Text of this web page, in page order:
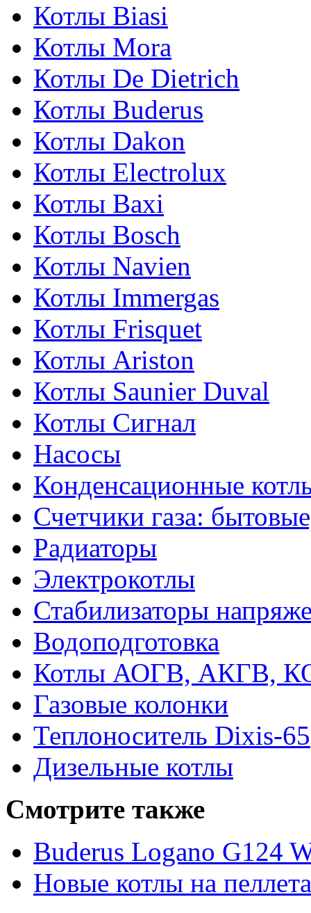
Котлы Biasi
Котлы Mora
Котлы De Dietrich
Котлы Buderus
Котлы Dakon
Котлы Electrolux
Котлы Baxi
Котлы Bosch
Котлы Navien
Котлы Immergas
Котлы Frisquet
Котлы Ariston
Котлы Saunier Duval
Котлы Сигнал
Насосы
Конденсационные
Счетчики газа:
Радиаторы
Электрокотлы
Стабилизаторы
Водоподготовка
Котлы АОГВ, АКГВ,
Газовые колонки
Теплоноситель Dixis-65
Дизельные котлы
Смотрите также
Buderus Logano G124
Новые котлы на